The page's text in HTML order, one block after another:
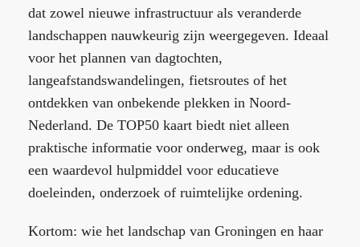
dat zowel nieuwe infrastructuur als veranderde
landschappen nauwkeurig zijn weergegeven. Ideaal
voor het plannen van dagtochten,
langeafstandswandelingen, fietsroutes of het
ontdekken van onbekende plekken in Noord-
Nederland. De TOP50 kaart biedt niet alleen
praktische informatie voor onderweg, maar is ook
een waardevol hulpmiddel voor educatieve
doeleinden, onderzoek of ruimtelijke ordening.
Kortom: wie het landschap van Groningen en haar